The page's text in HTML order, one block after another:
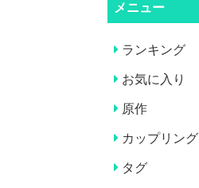
メニュー
ランキング
お気に入り
原作
カップリング
タグ